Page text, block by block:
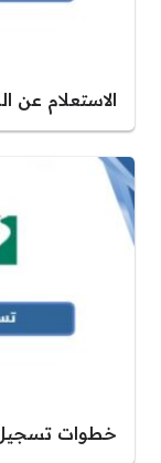
الاستعلام عن
خطوات تسجيل